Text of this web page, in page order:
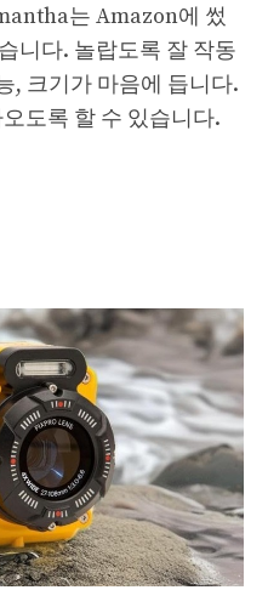
는 Amazon에 썼
니다. 놀랍도록 잘 작동
, 크기가 마음에 듭니다.
도록 할 수 있습니다.